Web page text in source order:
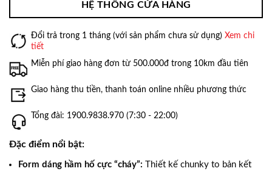
HỆ THỐNG CỬA HÀNG
Đổi trả trong 1 tháng (với sản phẩm chưa sử dụng) Xem chi
tiết
Miễn phí giao hàng đơn từ 500.000đ trong 10km đầu tiên
Giao hàng thu tiền, thanh toán online nhiều phương thức
Tổng đài: 1900.9838.970 (7:30 - 22:00)
Đặc điểm nổi bật:
Form dáng hầm hố cực “cháy”: Thiết kế chunky to bản kết